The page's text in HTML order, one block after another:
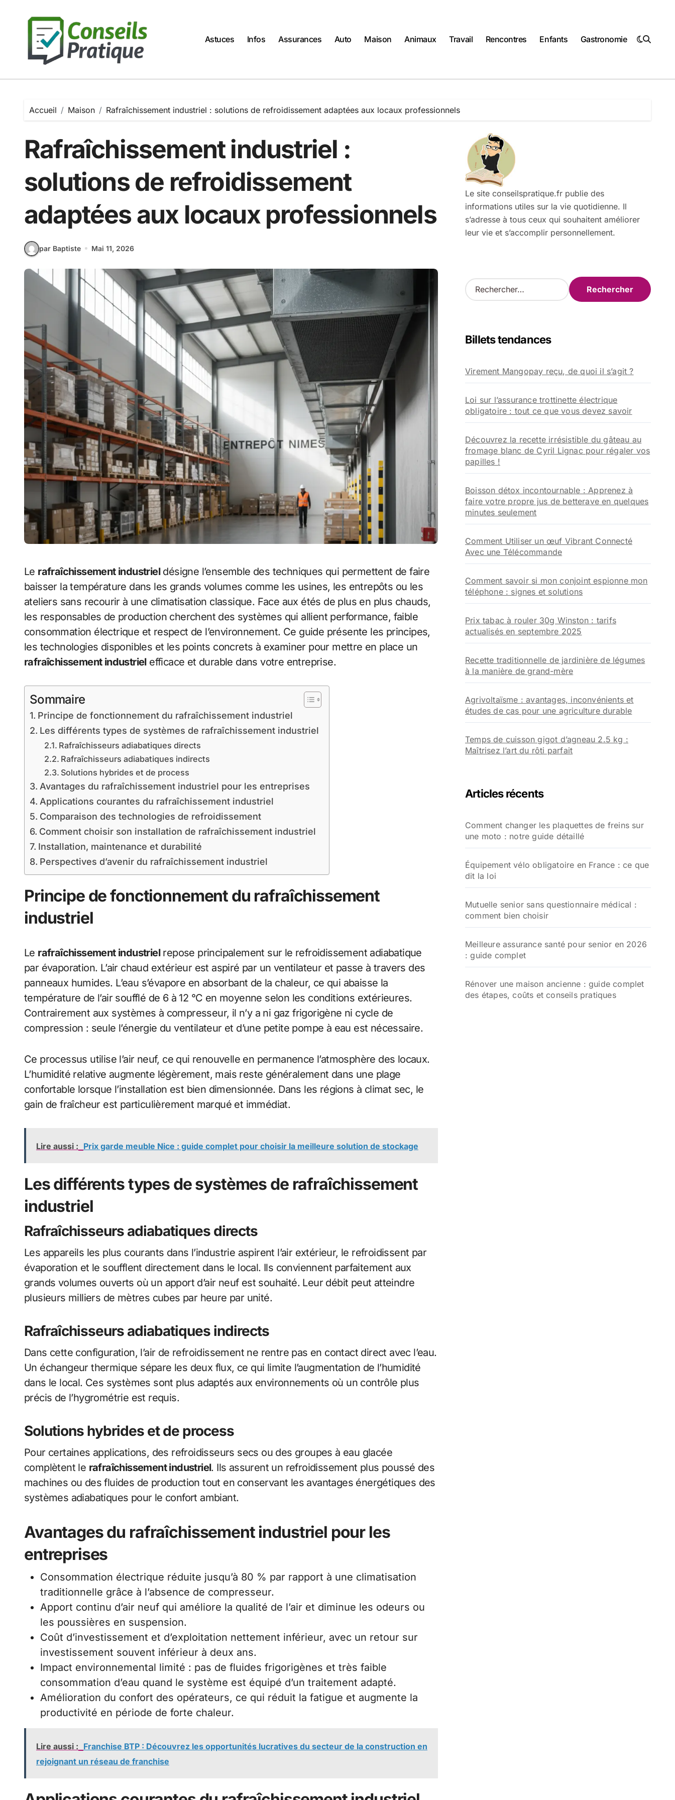
Astuces
Infos Assurances Auto Maison Animaux Travail Rencontres Enfants Gastronomie
Accueil Maison Rafraîchissement industriel : solutions de refroidissement adaptées aux locaux professionnels
Rafraîchissement industriel :
solutions de refroidissement
adaptées aux locaux professionnels
par Baptiste Mai 11, 2026
Le rafraîchissement industrieldésigne l’ensemble des techniques qui permettent de faire
baisser la température dans les grands volumes comme les usines, les entrepôts ou les
ateliers sans recourir à une climatisation classique. Face aux étés de plus en plus chauds,
les responsables de production cherchent des systèmes qui allient performance, faible
consommation électrique et respect de l’environnement. Ce guide présente les principes,
les technologies disponibles et les points concrets à examiner pour mettre en place un
rafraîchissement industrielefficace et durable dans votre entreprise.
Sommaire
Principe de fonctionnement du rafraîchissement industriel
Les différents types de systèmes de rafraîchissement industriel
Rafraîchisseurs adiabatiques directs
Rafraîchisseurs adiabatiques indirects
Solutions hybrides et de process
Avantages du rafraîchissement industriel pour les entreprises
Applications courantes du rafraîchissement industriel
Comparaison des technologies de refroidissement
Comment choisir son installation de rafraîchissement industriel
Installation, maintenance et durabilité
Perspectives d’avenir du rafraîchissement industriel
Principe de fonctionnement du rafraîchissement
industriel
Le rafraîchissement industrielrepose principalement sur le refroidissement adiabatique
par évaporation. L’air chaud extérieur est aspiré par un ventilateur et passe à travers des
panneaux humides. L’eau s’évapore en absorbant de la chaleur, ce qui abaisse la
température de l’air soufflé de 6 à 12 °C en moyenne selon les conditions extérieures.
Contrairement aux systèmes à compresseur, il n’y a ni gaz frigorigène ni cycle de
compression : seule l’énergie du ventilateur et d’une petite pompe à eau est nécessaire.
Ce processus utilise l’air neuf, ce qui renouvelle en permanence l’atmosphère des locaux.
L’humidité relative augmente légèrement, mais reste généralement dans une plage
confortable lorsque l’installation est bien dimensionnée. Dans les régions à climat sec, le
gain de fraîcheur est particulièrement marqué et immédiat.
Lire aussi : Prix garde meuble Nice : guide complet pour choisir la meilleure solution de stockage
Les différents types de systèmes de rafraîchissement
industriel
Rafraîchisseurs adiabatiques directs
Les appareils les plus courants dans l’industrie aspirent l’air extérieur, le refroidissent par
évaporation et le soufflent directement dans le local. Ils conviennent parfaitement aux
grands volumes ouverts où un apport d’air neuf est souhaité. Leur débit peut atteindre
plusieurs milliers de mètres cubes par heure par unité.
Rafraîchisseurs adiabatiques indirects
Dans cette configuration, l’air de refroidissement ne rentre pas en contact direct avec l’eau.
Un échangeur thermique sépare les deux flux, ce qui limite l’augmentation de l’humidité
dans le local. Ces systèmes sont plus adaptés aux environnements où un contrôle plus
précis de l’hygrométrie est requis.
Solutions hybrides et de process
Pour certaines applications, des refroidisseurs secs ou des groupes à eau glacée
complètent le rafraîchissement industriel. Ils assurent un refroidissement plus poussé des
machines ou des fluides de production tout en conservant les avantages énergétiques des
systèmes adiabatiques pour le confort ambiant.
Avantages du rafraîchissement industriel pour les
entreprises
Consommation électrique réduite jusqu’à 80 % par rapport à une climatisation
traditionnelle grâce à l’absence de compresseur.
Apport continu d’air neuf qui améliore la qualité de l’air et diminue les odeurs ou
les poussières en suspension.
Coût d’investissement et d’exploitation nettement inférieur, avec un retour sur
investissement souvent inférieur à deux ans.
Impact environnemental limité : pas de fluides frigorigènes et très faible
consommation d’eau quand le système est équipé d’un traitement adapté.
Amélioration du confort des opérateurs, ce qui réduit la fatigue et augmente la
productivité en période de forte chaleur.
Lire aussi : Franchise BTP : Découvrez les opportunités lucratives du secteur de la construction en
rejoignant un réseau de franchise
Le site conseilspratique.fr publie des
informations utiles sur la vie quotidienne. Il
s’adresse à tous ceux qui souhaitent améliorer
leur vie et s’accomplir personnellement.
R
e
r
e
r
:
Billets tendances
Virement Mangopay reçu, de quoi il s’agit ?
Loi sur l’assurance trottinette électrique
obligatoire : tout ce que vous devez savoir
Découvrez la recette irrésistible du gâteau au
fromage blanc de Cyril Lignac pour régaler vos
papilles !
Boisson détox incontournable : Apprenez à
faire votre propre jus de betterave en quelques
minutes seulement
Comment Utiliser un œuf Vibrant Connecté
Avec une Télécommande
Comment savoir si mon conjoint espionne mon
téléphone : signes et solutions
Prix tabac à rouler 30g Winston : tarifs
actualisés en septembre 2025
Recette traditionnelle de jardinière de légumes
à la manière de grand-mère
Agrivoltaïsme : avantages, inconvénients et
études de cas pour une agriculture durable
Temps de cuisson gigot d’agneau 2.5 kg :
Maîtrisez l’art du rôti parfait
Articles récents
Comment changer les plaquettes de freins sur
une moto : notre guide détaillé
Équipement vélo obligatoire en France : ce que
dit la loi
Mutuelle senior sans questionnaire médical :
comment bien choisir
Meilleure assurance santé pour senior en 2026
: guide complet
Rénover une maison ancienne : guide complet
des étapes, coûts et conseils pratiques